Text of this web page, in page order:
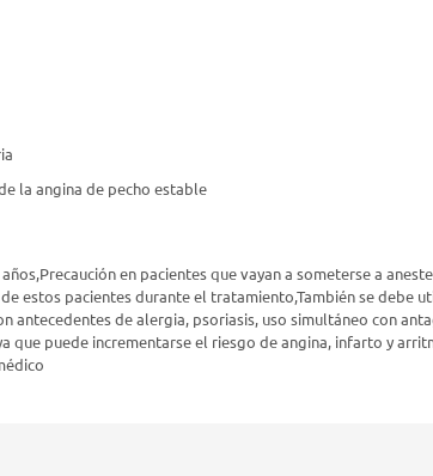
la angina de pecho estable
en pacientes que vayan a someterse a
estos pacientes durante el tratamiento,También se debe
antecedentes de alergia, psoriasis, uso simultáneo con
puede incrementarse el riesgo de angina, infarto y